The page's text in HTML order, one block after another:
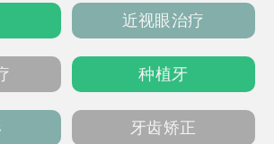
。地址位于朝阳区十八里店乡周家庄村，
有值班医生。
近视眼治疗
种植牙
牙齿矫正